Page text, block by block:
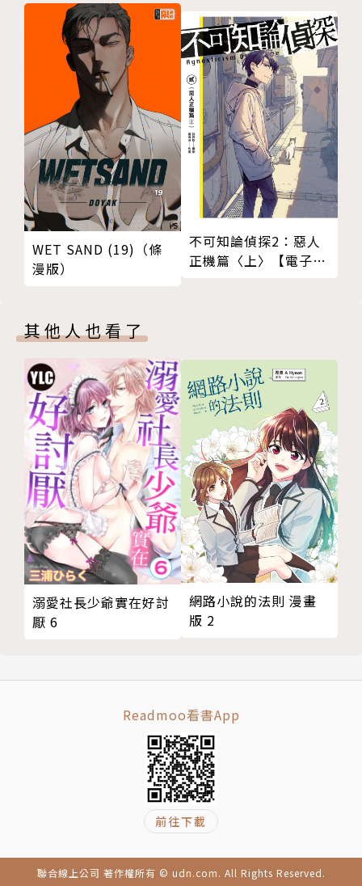
WET SAND (19)（條
漫版）
不可知論偵探2：惡人
正機篇〈上〉【電子特
其他人也看了
溺愛社長少爺實在好討
厭 6
網路小說的法則 漫畫
版 2
Readmoo看書App
前往下載
聯合線上公司 著作權所有 © udn.com. All Rights Reserved.